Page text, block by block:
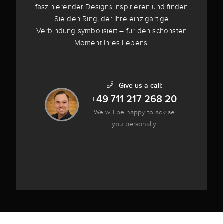
faszinierender Designs inspirieren und finden
Sie den Ring, der Ihre einzigartige
Verbindung symbolisiert – für den schönsten
Moment Ihres Lebens.
Give us a call:
+49 711 217 268 20
We will be happy to advise
you personally